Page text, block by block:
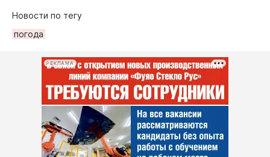
Новости по тегу
погода
РЕКЛАМА